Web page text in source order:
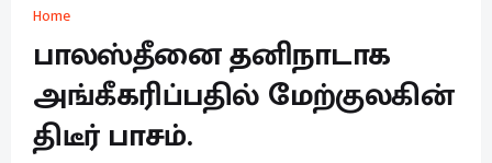
Home
பாலஸ்தீனை தனிநாடாக
அங்கீகரிப்பதில் மேற்குலகின்
திடீர் பாசம்.